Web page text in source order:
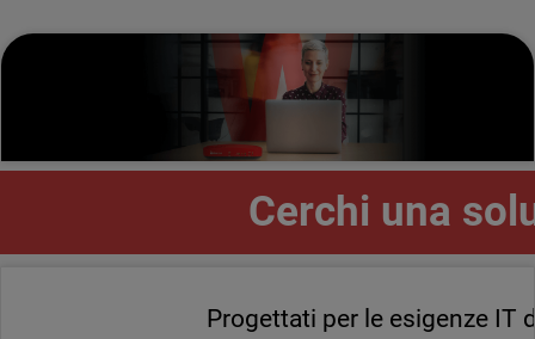
Cerchi una
Progettati per le esigenze IT